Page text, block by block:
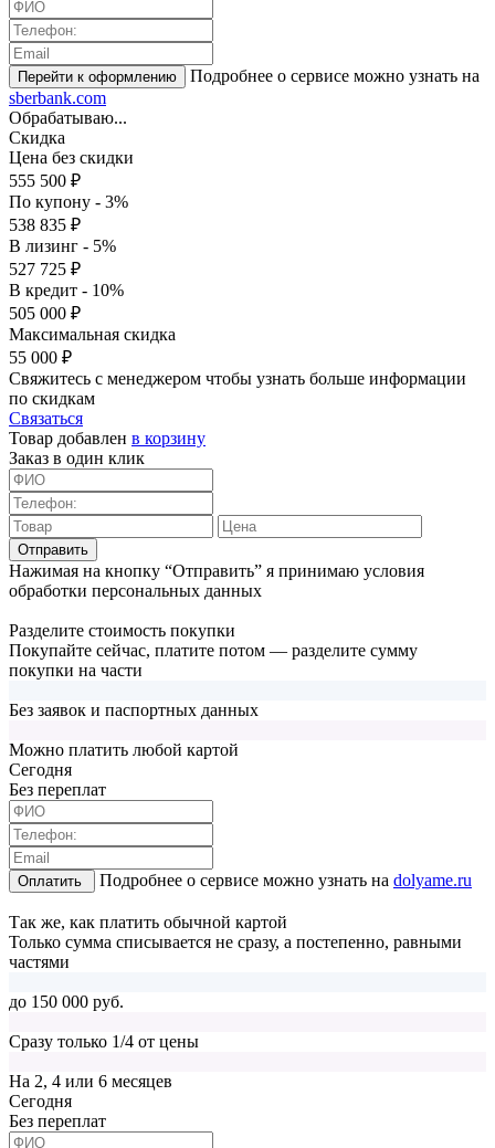
Подробнее о сервисе можно узнать на
sberbank.com
Обрабатываю...
Скидка
Цена без скидки
555 500 ₽
По купону - 3%
538 835 ₽
В лизинг - 5%
527 725 ₽
В кредит - 10%
505 000 ₽
Максимальная скидка
55 000 ₽
Свяжитесь с менеджером чтобы узнать больше информации
по скидкам
Связаться
Товар добавлен в корзину
Заказ в один клик
Отправить
Нажимая на кнопку “Отправить” я принимаю условия
обработки персональных данных
Разделите стоимость покупки
Покупайте сейчас, платите потом — разделите сумму
покупки на части
Без заявок и паспортных данных
Можно платить любой картой
Cегодня
Без переплат
Оплатить Подробнее о сервисе можно узнать на dolyame.ru
Так же, как платить обычной картой
Только сумма списывается не сразу, а постепенно, равными
частями
до 150 000 руб.
Сразу только 1/4 от цены
На 2, 4 или 6 месяцев
Cегодня
Без переплат